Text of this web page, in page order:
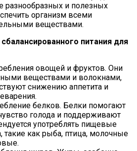
разнообразных и полезных
организм всеми
веществами.
питания для
овощей и фруктов. Они
веществами и волокнами,
снижению аппетита и
белков. Белки помогают
голода и поддерживают
употреблять пищевые
такие как рыба, птица, молочные